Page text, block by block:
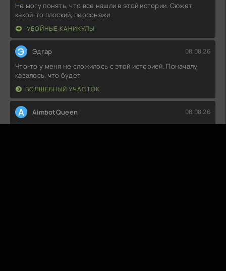
Не могу понять, что все нашли в этой истории. Сюжет
какой-то плоский, персонажи
УБОЙНЫЕ КАНИКУЛЫ
Э Эдгар 08.08.26
Что-то у меня не сложилось с этой историей. Поначалу
казалось, что будет
ВОЛШЕБНЫЙ УЧАСТОК
A AimbotQueen 08.08.26
Не знаю, что сказать, но как-то не зацепило. Сюжет вроде